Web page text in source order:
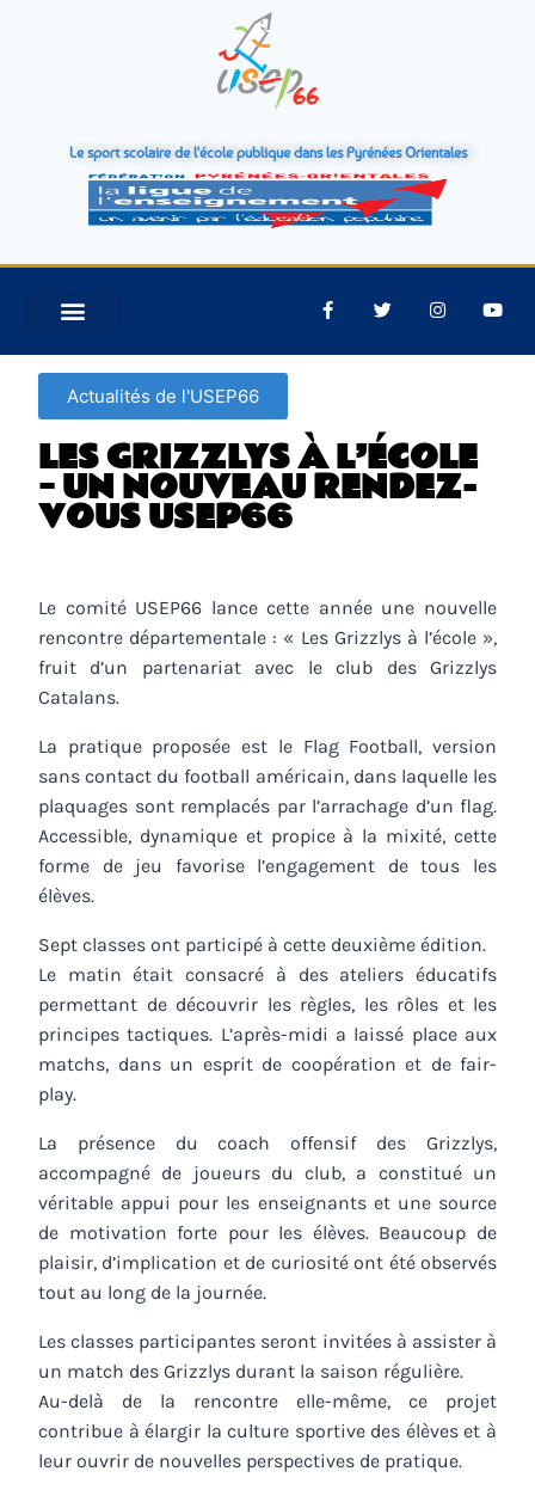
Le sport scolaire de l'école publique dans les Pyrénées Orientales
Actualités de l'USEP66
LES GRIZZLYS À L’ÉCOLE
– UN NOUVEAU RENDEZ-
VOUS USEP66
Le comité USEP66 lance cette année une nouvelle
rencontre départementale : « Les Grizzlys à l’école »,
fruit d’un partenariat avec le club des Grizzlys
Catalans.
La pratique proposée est le Flag Football, version
sans contact du football américain, dans laquelle les
plaquages sont remplacés par l’arrachage d’un flag.
Accessible, dynamique et propice à la mixité, cette
forme de jeu favorise l’engagement de tous les
élèves.
Sept classes ont participé à cette deuxième édition.
Le matin était consacré à des ateliers éducatifs
permettant de découvrir les règles, les rôles et les
principes tactiques. L’après-midi a laissé place aux
matchs, dans un esprit de coopération et de fair-
play.
La présence du coach offensif des Grizzlys,
accompagné de joueurs du club, a constitué un
véritable appui pour les enseignants et une source
de motivation forte pour les élèves. Beaucoup de
plaisir, d’implication et de curiosité ont été observés
tout au long de la journée.
Les classes participantes seront invitées à assister à
un match des Grizzlys durant la saison régulière.
Au-delà de la rencontre elle-même, ce projet
contribue à élargir la culture sportive des élèves et à
leur ouvrir de nouvelles perspectives de pratique.